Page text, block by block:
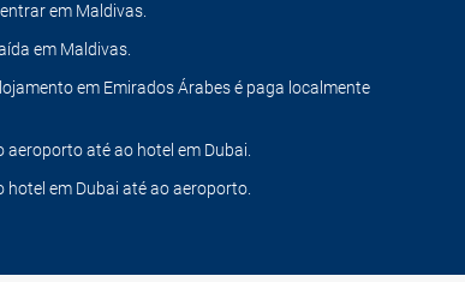
em Maldivas.
em Maldivas.
em Emirados Árabes é paga localmente
aeroporto até ao hotel em Dubai.
hotel em Dubai até ao aeroporto.